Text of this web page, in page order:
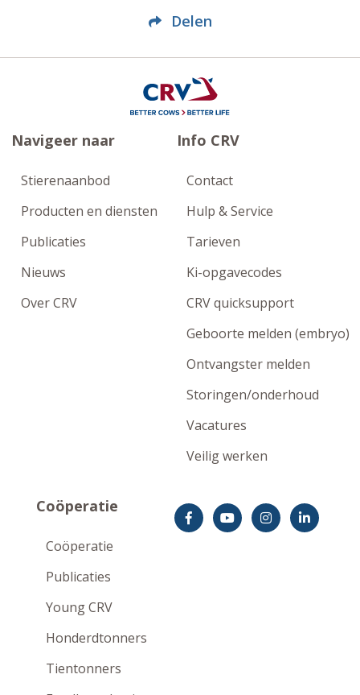
Delen
Navigeer naar
Stierenaanbod
Producten en diensten
Publicaties
Nieuws
Over CRV
Info CRV
Contact
Hulp & Service
Tarieven
Ki-opgavecodes
CRV quicksupport
Geboorte melden (embryo)
Ontvangster melden
Storingen/onderhoud
Vacatures
Veilig werken
Coöperatie
Coöperatie
Publicaties
Young CRV
Honderdtonners
Tientonners